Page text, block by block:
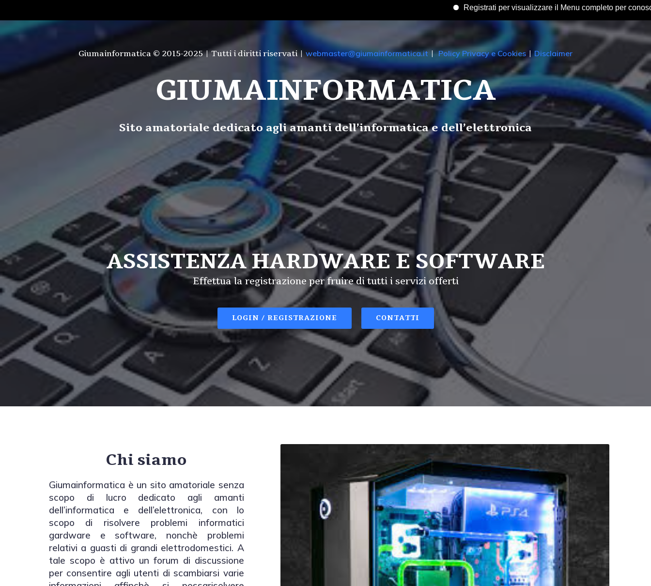
Registrati per visualizzare il Menu completo per conoscere tutti i
Giumainformatica © 2015-2025 | Tutti i diritti riservati |webmaster@giumainformatica.it|Policy Privacy e Cookies |Disclaimer
GIUMAINFORMATICA
Sito amatoriale dedicato agli amanti dell’informatica e dell’elettronica
ASSISTENZA HARDWARE E SOFTWARE
Effettua la registrazione per fruire di tutti i servizi offerti
LOGIN / REGISTRAZIONE CONTATTI
Chi siamo
Giumainformatica è un sito amatoriale senza
scopo di lucro dedicato agli amanti
dell’informatica e dell’elettronica, con lo
scopo di risolvere problemi informatici
gardware e software, nonchè problemi
relativi a guasti di grandi elettrodomestici. A
tale scopo è attivo un forum di discussione
per consentire agli utenti di scambiarsi varie